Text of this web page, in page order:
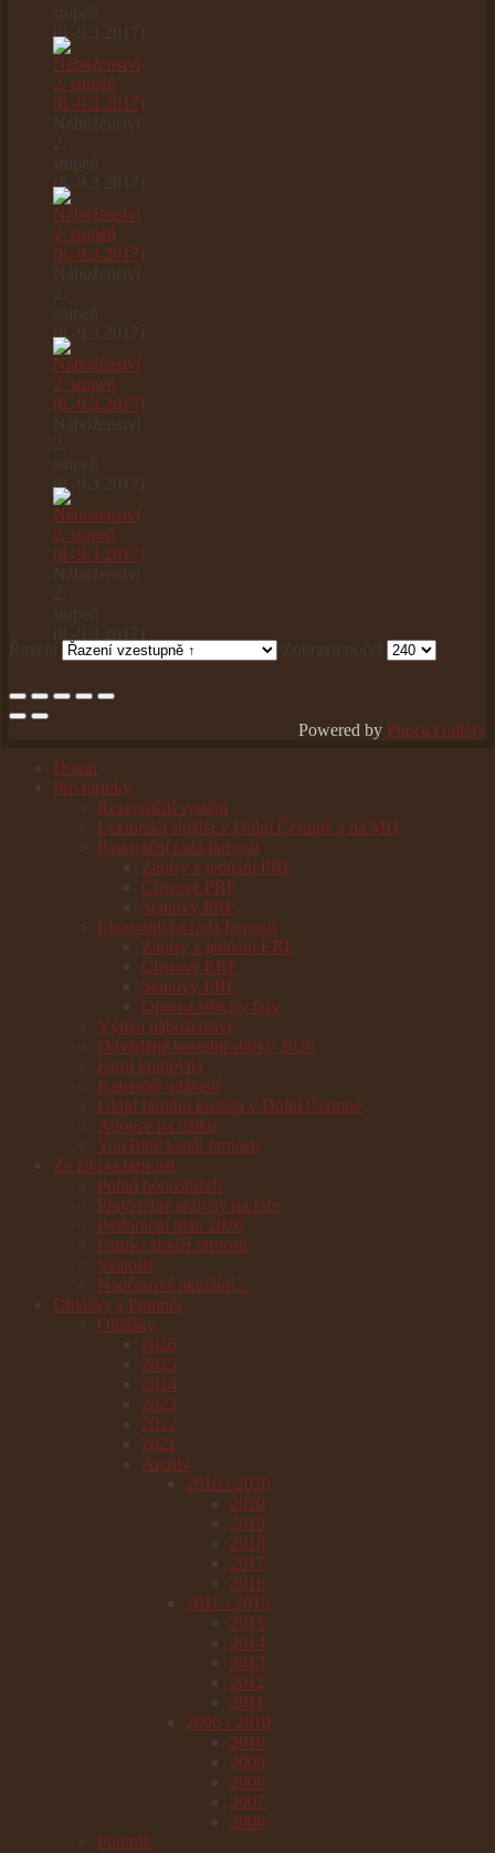
stupeň
(8.-9.3.2017)
Náboženství
2.
stupeň
(8.-9.3.2017)
Náboženství
2.
stupeň
(8.-9.3.2017)
Náboženství
2.
stupeň
(8.-9.3.2017)
Náboženství
2.
stupeň
(8.-9.3.2017)
Řazení
Zobrazit počet
Powered by Phoca Gallery
Domů
Pro farníky
Rezervační systém
Lektorská služba v Dolní Čermné a na MH
Pastorační rada farnosti
Zápisy z jednání PRF
Členové PRF
Stanovy PRF
Ekonomická rada farnosti
Zápisy z jednání ERF
Členové ERF
Stanovy ERF
Oprava střechy fary
Výuka náboženství
Odváděné kostelní sbírky 2026
Farní knihovna
Kalendář událostí
Úklid farního kostela v Dolní Čermné
Adopce na dálku
YouTube kanál farnosti
Ze života farnosti
Pořad bohoslužeb
Pravidelné aktivity na faře
Pastorační plán 2026
Farníci slouží farnosti
Svátosti
Nadčasově aktuální...
Ohlášky a Poutník
Ohlášky
2026
2025
2024
2023
2022
2021
Archiv
2016 - 2020
2020
2019
2018
2017
2016
2011 - 2015
2015
2014
2013
2012
2011
2006 - 2010
2010
2009
2008
2007
2006
Poutník